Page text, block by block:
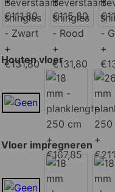
Houten vloer
Vloer impregneren